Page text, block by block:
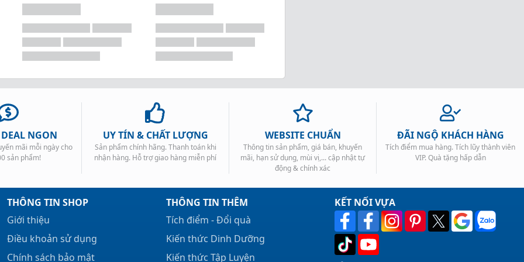
cho phép Platinum 8-Hour cung cấp liều lượng cực cao
dị hóa mạnh) và axit amin thiết yếu (axit amin mà cơ thể
NGON
mãi mỗi ngày cho
sản phẩm!
UY TÍN & CHẤT LƯỢNG
Sản phẩm chính hãng. Thanh toán khi
nhận hàng. Hỗ trợ giao hàng miễn phí
WEBSITE CHUẨN
Thông tin sản phẩm, giá bán, khuyến
mãi, hạn sử dụng, mùi vị,... cập nhật tự
động & chính xác
ĐÃI NGỘ KHÁCH HÀNG
Tích điểm mua hàng. Tích lũy thành viên
VIP. Quà tặng hấp dẫn
THÔNG TIN SHOP
Giới thiệu
Điều khoản sử dụng
Chính sách bảo mật
THÔNG TIN THÊM
Tích điểm - Đổi quà
Kiến thức Dinh Dưỡng
Kiến thức Tập Luyện
KẾT NỐI VỰA